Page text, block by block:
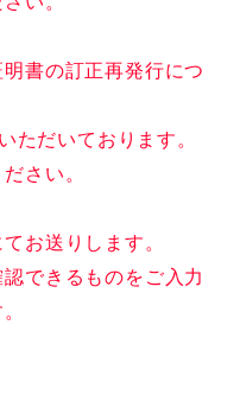
書の訂正再発行につ
ただいております。
さい。
お送りします。
できるものをご入力